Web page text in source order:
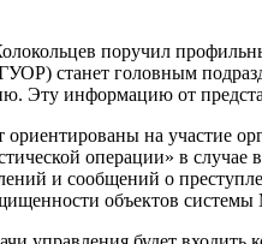
поручил
станет головным
Эту информацию от
на участие
операции» в
и сообщений о
объектов